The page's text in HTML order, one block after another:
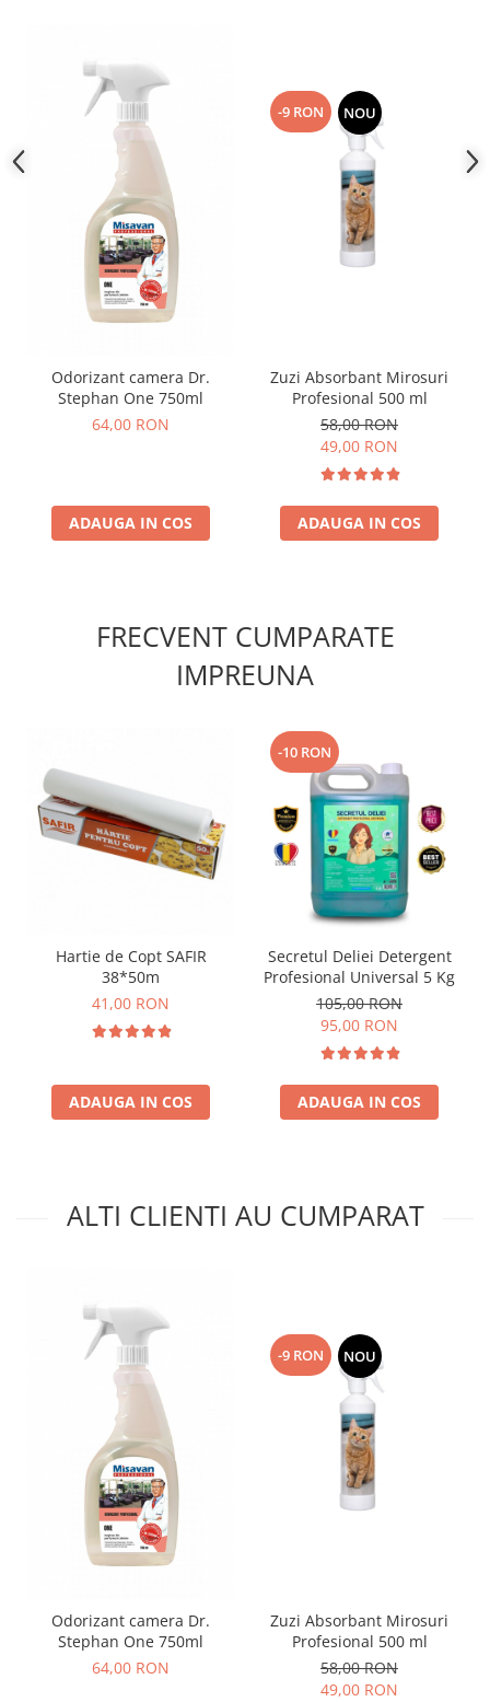
Odorizant camera Dr.
Stephan One 750ml
64,00 RON
ADAUGA IN COS
-9 RON NOU
Zuzi Absorbant Mirosuri
Profesional 500 ml
58,00 RON
49,00 RON
ADAUGA IN COS
FRECVENT CUMPARATE
IMPREUNA
Hartie de Copt SAFIR
38*50m
41,00 RON
ADAUGA IN COS
-10 RON
Secretul Deliei Detergent
Profesional Universal 5 Kg
105,00 RON
95,00 RON
ADAUGA IN COS
ALTI CLIENTI AU CUMPARAT
Odorizant camera Dr.
Stephan One 750ml
64,00 RON
-9 RON NOU
Zuzi Absorbant Mirosuri
Profesional 500 ml
58,00 RON
49,00 RON